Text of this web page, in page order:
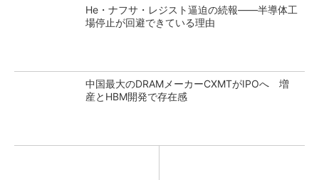
He・ナフサ・レジスト逼迫の続報――半導体工
場停止が回避できている理由
中国最大のDRAMメーカーCXMTがIPOへ 増
産とHBM開発で存在感